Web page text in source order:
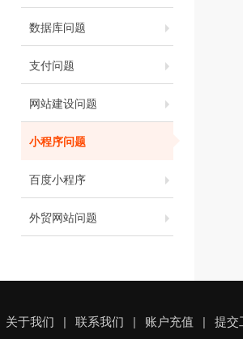
数据库问题
支付问题
网站建设问题
小程序问题
百度小程序
外贸网站问题
关于我们 | 联系我们 | 账户充值 | 提交